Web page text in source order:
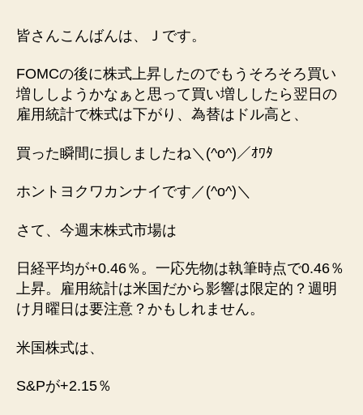
皆さんこんばんは、Ｊです。
FOMCの後に株式上昇したのでもうそろそろ買い
増ししようかなぁと思って買い増ししたら翌日の
雇用統計で株式は下がり、為替はドル高と、
買った瞬間に損しましたね＼(^o^)／ｵﾜﾀ
ホントヨクワカンナイです／(^o^)＼
さて、今週末株式市場は
日経平均が+0.46％。一応先物は執筆時点で0.46％
上昇。雇用統計は米国だから影響は限定的？週明
け月曜日は要注意？かもしれません。
米国株式は、
S&Pが+2.15％